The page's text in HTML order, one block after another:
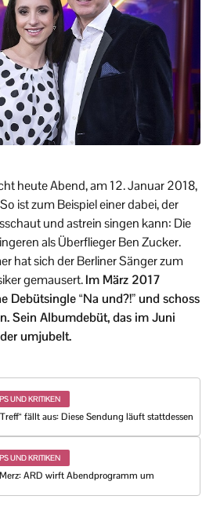
heute Abend, am 12. Januar 2018,
ist zum Beispiel einer dabei, der
und astrein singen kann: Die
als Überflieger Ben Zucker.
hat sich der Berliner Sänger zum
gemausert.Im März 2017
Debütsingle “Na und?!” und schoss
Sein Albumdebüt, das im Juni
umjubelt.
UND KRITIKEN
fällt aus: Diese Sendung läuft stattdessen
UND KRITIKEN
ARD wirft Abendprogramm um